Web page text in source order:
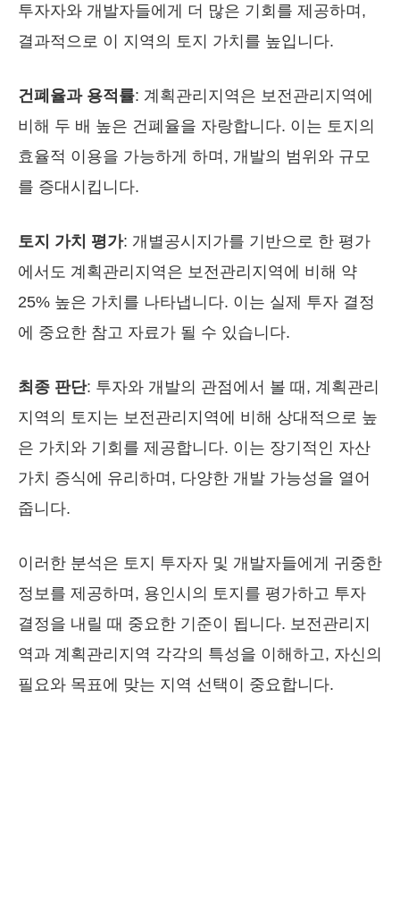
투자자와 개발자들에게 더 많은 기회를 제공하며,
결과적으로 이 지역의 토지 가치를 높입니다.
건폐율과 용적률: 계획관리지역은 보전관리지역에
비해 두 배 높은 건폐율을 자랑합니다. 이는 토지의
효율적 이용을 가능하게 하며, 개발의 범위와 규모
를 증대시킵니다.
토지 가치 평가: 개별공시지가를 기반으로 한 평가
에서도 계획관리지역은 보전관리지역에 비해 약
25% 높은 가치를 나타냅니다. 이는 실제 투자 결정
에 중요한 참고 자료가 될 수 있습니다.
최종 판단: 투자와 개발의 관점에서 볼 때, 계획관리
지역의 토지는 보전관리지역에 비해 상대적으로 높
은 가치와 기회를 제공합니다. 이는 장기적인 자산
가치 증식에 유리하며, 다양한 개발 가능성을 열어
줍니다.
이러한 분석은 토지 투자자 및 개발자들에게 귀중한
정보를 제공하며, 용인시의 토지를 평가하고 투자
결정을 내릴 때 중요한 기준이 됩니다. 보전관리지
역과 계획관리지역 각각의 특성을 이해하고, 자신의
필요와 목표에 맞는 지역 선택이 중요합니다.